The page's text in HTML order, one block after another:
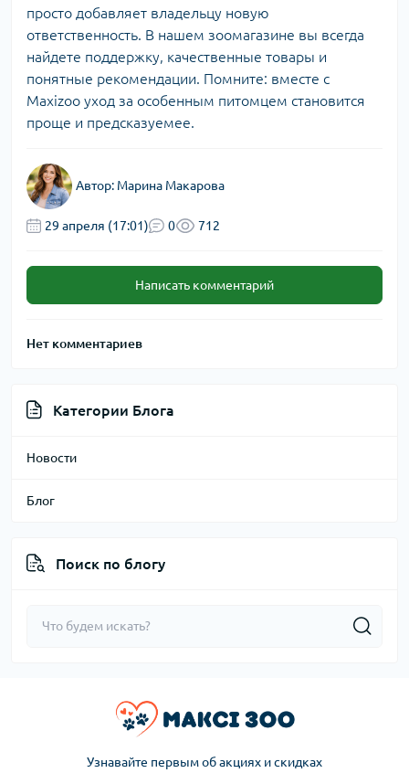
просто добавляет владельцу новую
ответственность. В нашем зоомагазине вы всегда
найдете поддержку, качественные товары и
понятные рекомендации. Помните: вместе с
Maxizoo уход за особенным питомцем становится
проще и предсказуемее.
Автор: Марина Макарова
29 апреля (17:01) 0 712
Написать комментарий
Нет комментариев
Категории Блога
Новости
Блог
Поиск по блогу
Узнавайте первым об акциях и скидках